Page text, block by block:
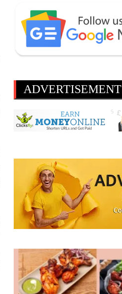
ADVERTISEMENT